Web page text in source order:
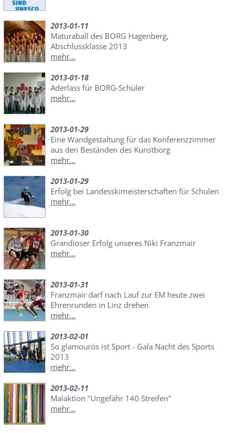
2013-01-11
Maturaball des BORG Hagenberg,
Abschlussklasse 2013
mehr...
2013-01-18
Aderlass für BORG-Schüler
mehr...
2013-01-29
Eine Wandgestaltung für das Konferenzzimmer
aus den Beständen des Kunstborg
mehr...
2013-01-29
Erfolg bei Landesskimeisterschaften für Schulen
mehr...
2013-01-30
Grandioser Erfolg unseres Niki Franzmair
mehr...
2013-01-31
Franzmair darf nach Lauf zur EM heute zwei
Ehrenrunden in Linz drehen
mehr...
2013-02-01
So glamourös ist Sport - Gala Nacht des Sports
2013
mehr...
2013-02-11
Malaktion "Ungefähr 140 Streifen"
mehr...